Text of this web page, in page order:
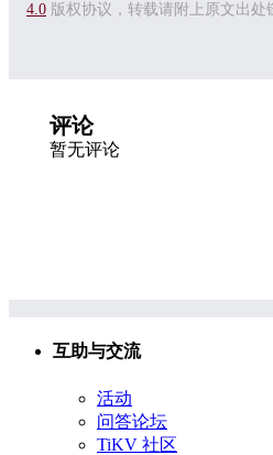
4.0 版权协议，转载请附上原文出处
评论
暂无评论
互助与交流
活动
问答论坛
TiKV 社区